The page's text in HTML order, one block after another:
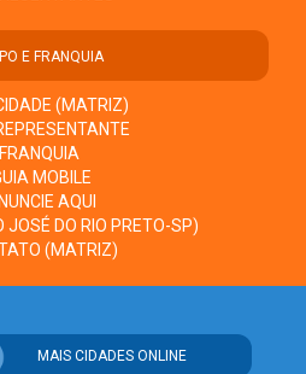
E FRANQUIA
(MATRIZ)
MOBILE
AQUI
JOSÉ DO RIO PRETO-SP)
(MATRIZ)
MAIS CIDADES ONLINE